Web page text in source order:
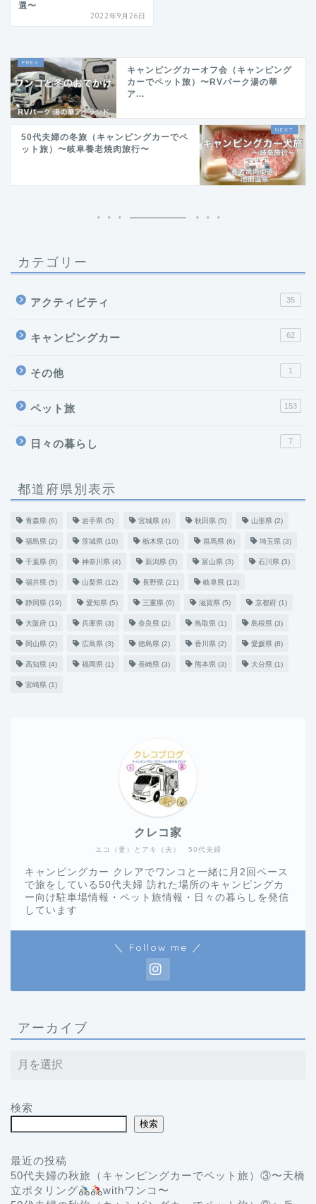
選〜
2022年9月26日
キャンピングカーオフ会（キャンピング
カーでペット旅）〜RVパーク湯の華
ア...
50代夫婦の冬旅（キャンピングカーでペ
ット旅）〜岐阜養老焼肉旅行〜
カテゴリー
アクティビティ 35
キャンピングカー 62
その他 1
ペット旅 153
日々の暮らし 7
都道府県別表示
青森県 (6) 岩手県 (5) 宮城県 (4) 秋田県 (5) 山形県 (2)
福島県 (2) 茨城県 (10) 栃木県 (10) 群馬県 (6) 埼玉県 (3)
千葉県 (8) 神奈川県 (4) 新潟県 (3) 富山県 (3) 石川県 (3)
福井県 (5) 山梨県 (12) 長野県 (21) 岐阜県 (13)
静岡県 (19) 愛知県 (5) 三重県 (6) 滋賀県 (5) 京都府 (1)
大阪府 (1) 兵庫県 (3) 奈良県 (2) 鳥取県 (1) 島根県 (3)
岡山県 (2) 広島県 (3) 徳島県 (2) 香川県 (2) 愛媛県 (8)
高知県 (4) 福岡県 (1) 長崎県 (3) 熊本県 (3) 大分県 (1)
宮崎県 (1)
エコ（妻）とアキ（夫） 50代夫婦
クレコ家
キャンピングカー クレアでワンコと一緒に月2回ペース
で旅をしている50代夫婦 訪れた場所のキャンピングカ
ー向け駐車場情報・ペット旅情報・日々の暮らしを発信
しています
＼ Follow me ／
アーカイブ
検索
検索
最近の投稿
50代夫婦の秋旅（キャンピングカーでペット旅）③〜天橋
立ポタリング
withワンコ〜